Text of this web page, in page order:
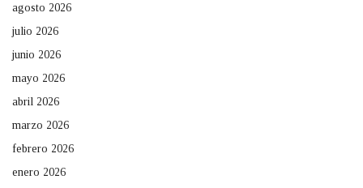
agosto 2026
julio 2026
junio 2026
mayo 2026
abril 2026
marzo 2026
febrero 2026
enero 2026